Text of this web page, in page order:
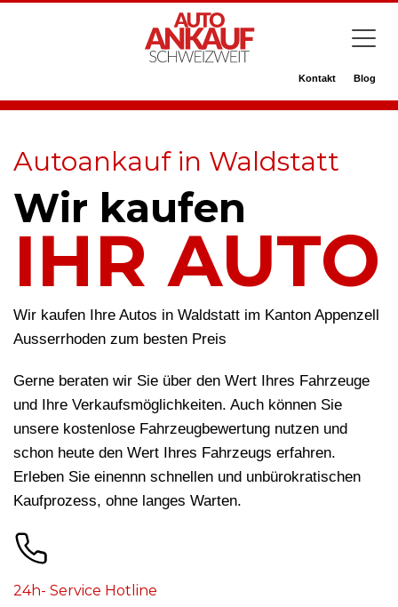
Kontakt Blog
Autoankauf in Waldstatt
Wir kaufen
IHR AUTO
Wir kaufen Ihre Autos in Waldstatt im Kanton Appenzell
Ausserrhoden zum besten Preis
Gerne beraten wir Sie über den Wert Ihres Fahrzeuge
und Ihre Verkaufsmöglichkeiten. Auch können Sie
unsere kostenlose Fahrzeugbewertung nutzen und
schon heute den Wert Ihres Fahrzeugs erfahren.
Erleben Sie einennn schnellen und unbürokratischen
Kaufprozess, ohne langes Warten.
24h- Service Hotline